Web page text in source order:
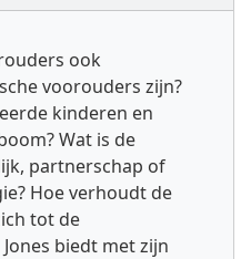
ook
voorouders zijn?
kinderen en
Wat is de
partnerschap of
Hoe verhoudt de
tot de
biedt met zijn